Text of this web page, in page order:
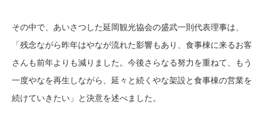
その中で、あいさつした延岡観光協会の盛武一則代表理事は、
「残念ながら昨年はやなが流れた影響もあり、食事棟に来るお客
さんも前年よりも減りました。今後さらなる努力を重ねて、もう
一度やなを再生しながら、延々と続くやな架設と食事棟の営業を
続けていきたい」と決意を述べました。